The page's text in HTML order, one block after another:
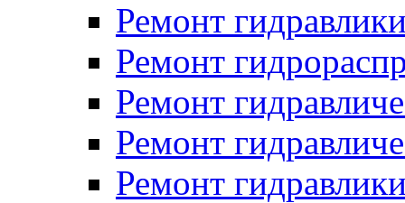
Ремонт
Ремонт
Ремонт
Ремонт
Ремонт